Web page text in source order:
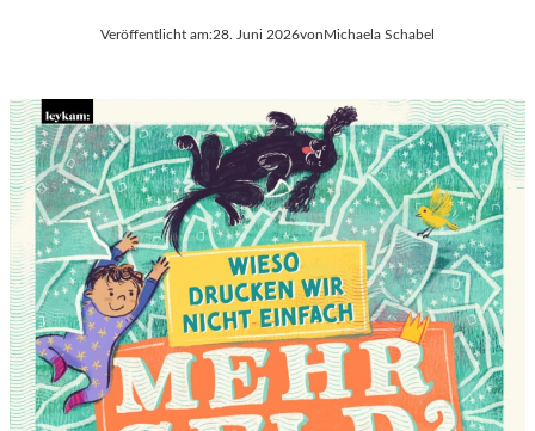
Veröffentlicht am:28. Juni 2026von Michaela Schabel